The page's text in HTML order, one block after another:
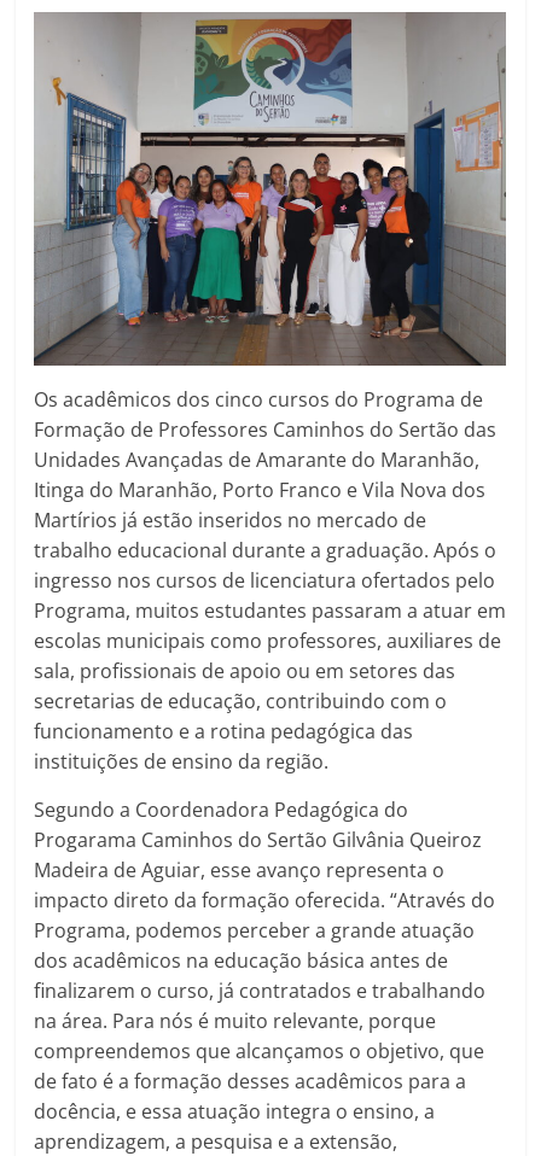
Os acadêmicos dos cinco cursos do Programa de
Formação de Professores Caminhos do Sertão das
Unidades Avançadas de Amarante do Maranhão,
Itinga do Maranhão, Porto Franco e Vila Nova dos
Martírios já estão inseridos no mercado de
trabalho educacional durante a graduação. Após o
ingresso nos cursos de licenciatura ofertados pelo
Programa, muitos estudantes passaram a atuar em
escolas municipais como professores, auxiliares de
sala, profissionais de apoio ou em setores das
secretarias de educação, contribuindo com o
funcionamento e a rotina pedagógica das
instituições de ensino da região.
Segundo a Coordenadora Pedagógica do
Progarama Caminhos do Sertão Gilvânia Queiroz
Madeira de Aguiar, esse avanço representa o
impacto direto da formação oferecida. “Através do
Programa, podemos perceber a grande atuação
dos acadêmicos na educação básica antes de
finalizarem o curso, já contratados e trabalhando
na área. Para nós é muito relevante, porque
compreendemos que alcançamos o objetivo, que
de fato é a formação desses acadêmicos para a
docência, e essa atuação integra o ensino, a
aprendizagem, a pesquisa e a extensão,